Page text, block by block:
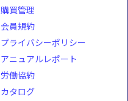
購買管理
会員規約
プライバシーポリシー
アニュアルレポート
労働協約
カタログ